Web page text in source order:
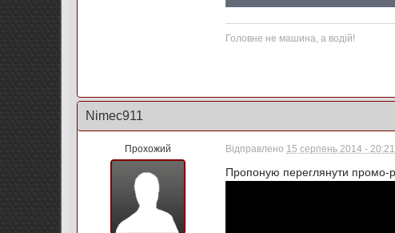
Головне не машина, а водій!
Nimec911
Прохожий Відправлено 15 серпень 2014 - 20:21
Пропоную переглянути промо-